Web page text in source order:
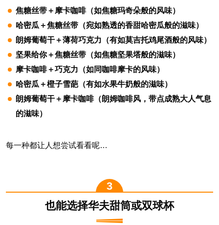
焦糖丝带＋摩卡咖啡（如焦糖玛奇朵般的风味）
哈密瓜＋焦糖丝带（宛如熟透的香甜哈密瓜般的滋味）
朗姆葡萄干＋薄荷巧克力（有如莫吉托鸡尾酒般的风味）
坚果给你＋焦糖丝带（如焦糖坚果塔般的滋味）
摩卡咖啡＋巧克力（如同咖啡摩卡的风味）
哈密瓜＋橙子雪葩（有如水果牛奶般的滋味）
朗姆葡萄干＋摩卡咖啡（朗姆咖啡风，带点成熟大人气息
的滋味）
每一种都让人想尝试看看呢…
也能选择华夫甜筒或双球杯